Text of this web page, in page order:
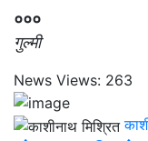
०००
गुल्मी
News Views: 263